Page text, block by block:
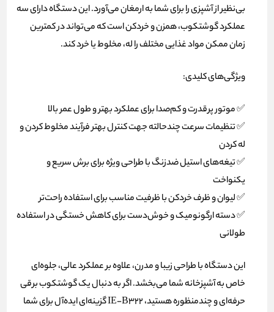
بی‌نظیر از آشپزی را برای شما به ارمغان می‌آورد. این دستگاه دارای سه
عملکرد گوشتکوب، همزن و خردکن است که می‌تواند در کمترین
زمان ممکن مواد غذایی مختلف را له، مخلوط یا خرد کند.
ویژگی‌های کلیدی:
✅ موتور پرقدرت و کم‌صدا برای عملکرد بهتر و طول عمر بالا
✅ تنظیمات سرعت چندحالته جهت کنترل بهتر فرآیند مخلوط کردن و
له کردن
✅ تیغه‌های استیل ضدزنگ با طراحی ویژه برای برش سریع و
یکنواخت
✅ لیوان و ظرف خردکن با ظرفیت مناسب برای استفاده راحت‌تر
✅ دسته ارگونومیک و خوش‌دست برای کاهش خستگی در استفاده
طولانی
این دستگاه با طراحی زیبا و مدرن، علاوه بر عملکرد عالی، جلوه‌ای
خاص به آشپزخانه شما می‌بخشد. اگر به دنبال یک گوشتکوب برقی
حرفه‌ای و چندمنظوره هستید، IE-B322 گزینه‌ای ایده‌آل برای شما